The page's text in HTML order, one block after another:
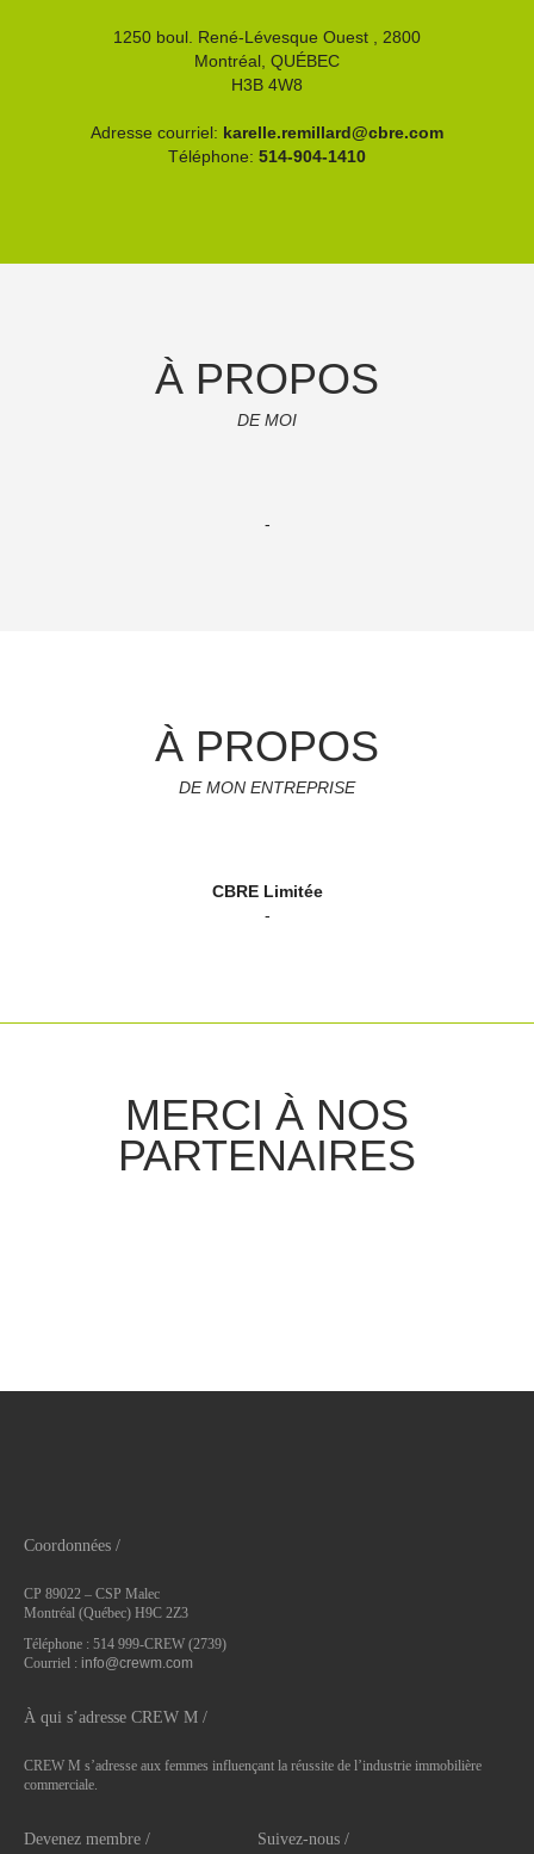
1250 boul. René-Lévesque Ouest , 2800
Montréal, QUÉBEC
H3B 4W8
Adresse courriel: karelle.remillard@cbre.com
Téléphone: 514-904-1410
À PROPOS
DE MOI
-
À PROPOS
DE MON ENTREPRISE
CBRE Limitée
-
MERCI À NOS
PARTENAIRES
Coordonnées /
CP 89022 – CSP Malec
Montréal (Québec) H9C 2Z3
Téléphone : 514 999-CREW (2739)
Courriel : info@crewm.com
À qui s’adresse CREW M /
CREW M s’adresse aux femmes influençant la réussite de l’industrie immobilière
commerciale.
Devenez membre / Suivez-nous /